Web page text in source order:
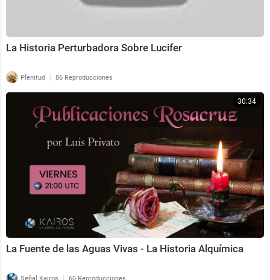
La Historia Perturbadora Sobre Lucifer
Plenitud | 86 Reproducciones
30:34
La Fuente de las Aguas Vivas - La Historia Alquímica
Señal Kairos | 60 Reproducciones